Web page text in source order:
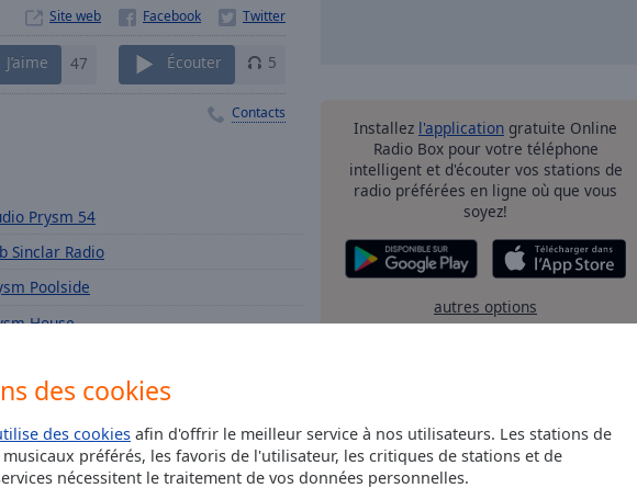
des cookies
des cookies afin d'offrir le meilleur service à nos utilisateurs. Les stations de
préférés, les favoris de l'utilisateur, les critiques de stations et de
nécessitent le traitement de vos données personnelles.
Site web
J’aime 47 Écouter 5
Contacts
Prysm 54
Sinclar Radio
Poolside
House
Dance
Tech House
Installez l'application gratuite Online
Radio Box pour votre téléphone
intelligent et d'écouter vos stations de
radio préférées en ligne où que vous
soyez!
autres options